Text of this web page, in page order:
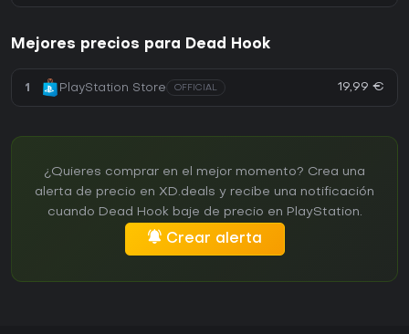
Mejores precios para Dead Hook
1 PlayStation Store OFFICIAL 19,99 €
¿Quieres comprar en el mejor momento? Crea una
alerta de precio en XD.deals y recibe una notificación
cuando Dead Hook baje de precio en PlayStation.
Crear alerta